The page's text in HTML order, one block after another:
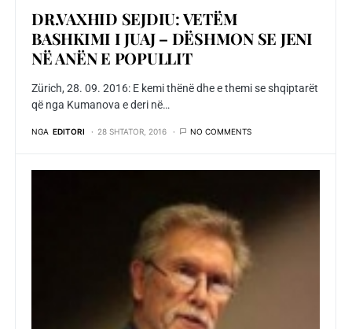
DR.VAXHID SEJDIU: VETËM
BASHKIMI I JUAJ – DËSHMON SE JENI
NË ANËN E POPULLIT
Zürich, 28. 09. 2016: E kemi thënë dhe e themi se shqiptarët
që nga Kumanova e deri në…
NGA EDITORI 28 SHTATOR, 2016 NO COMMENTS